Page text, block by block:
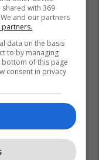
with 369
and our partners
partners.
data on the basis
to by managing
of this page
consent in privacy